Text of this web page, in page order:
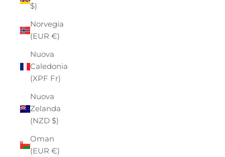
$)
Norvegia
(EUR €)
Nuova
Caledonia
(XPF Fr)
Nuova
Zelanda
(NZD $)
Oman
(EUR €)